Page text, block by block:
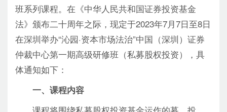
班系列课程。在《中华人民共和国证券投资基金
法》颁布二十周年之际，现定于2023年7月7日至8日
在深圳举办“沁园·资本市场法治”中国（深圳）证券
仲裁中心第一期高级研修班（私募股权投资），具
体通知如下：
一、课程内容